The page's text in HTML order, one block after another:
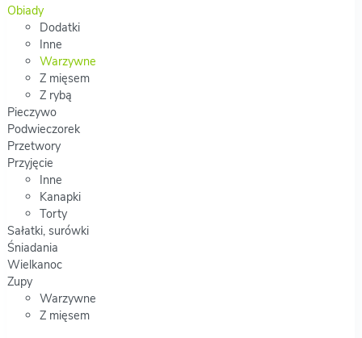
Obiady
Dodatki
Inne
Warzywne
Z mięsem
Z rybą
Pieczywo
Podwieczorek
Przetwory
Przyjęcie
Inne
Kanapki
Torty
Sałatki, surówki
Śniadania
Wielkanoc
Zupy
Warzywne
Z mięsem